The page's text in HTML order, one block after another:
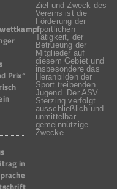
Prix“
in
Ziel und Zweck des
Vereins ist die
Förderung der
sportlichen
Tätigkeit, der
Betrueung der
Mitglieder auf
diesem Gebiet und
insbesondere das
Heranbilden der
Sport treibenden
Jugend. Der ASV
Sterzing verfolgt
ausschließlich und
unmittelbar
gemeinnützige
Zwecke.